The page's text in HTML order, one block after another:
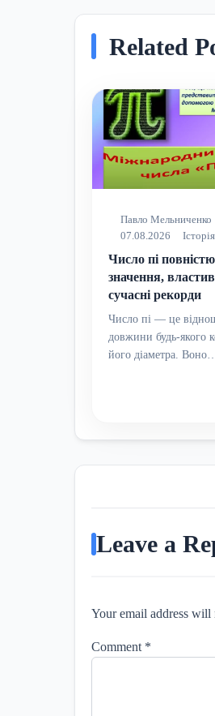
Related
Павло Мельниченко
07.08.2026
Історія
Число пі
значення,
сучасні рекорди
Число пі — це
довжини будь-якого
його діаметра.
Leave a
Your email address
Comment *